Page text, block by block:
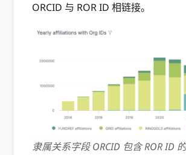
ORCID 与 ROR ID 相链接。
隶属关系字段 ORCID 包含 ROR ID